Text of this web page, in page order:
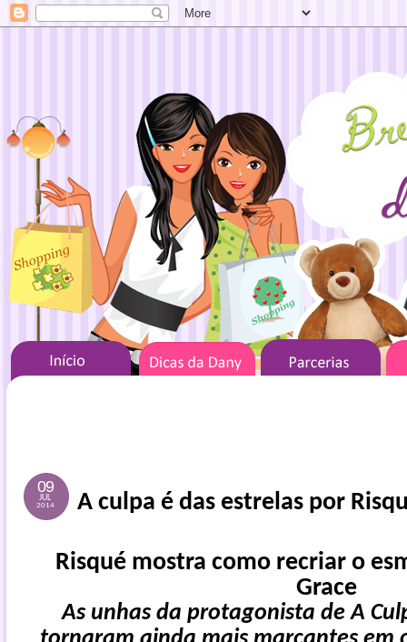
09
JUL
2014 A culpa é das estrelas por
Risqué mostra como recriar o
Grace
As unhas da protagonista de A